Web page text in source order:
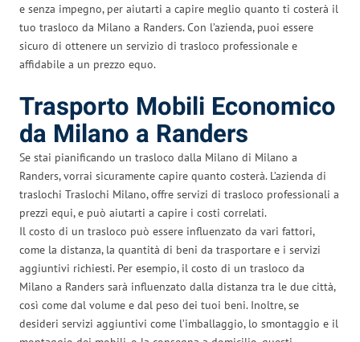
e senza impegno, per aiutarti a capire meglio quanto ti costerà il
tuo trasloco da Milano a Randers. Con l’azienda, puoi essere
sicuro di ottenere un servizio di trasloco professionale e
affidabile a un prezzo equo.
Trasporto Mobili Economico
da Milano a Randers
Se stai pianificando un trasloco dalla Milano di Milano a
Randers, vorrai sicuramente capire quanto costerà. L’azienda di
traslochi Traslochi Milano, offre servizi di trasloco professionali a
prezzi equi, e può aiutarti a capire i costi correlati.
Il costo di un trasloco può essere influenzato da vari fattori,
come la distanza, la quantità di beni da trasportare e i servizi
aggiuntivi richiesti. Per esempio, il costo di un trasloco da
Milano a Randers sarà influenzato dalla distanza tra le due città,
così come dal volume e dal peso dei tuoi beni. Inoltre, se
desideri servizi aggiuntivi come l’imballaggio, lo smontaggio e il